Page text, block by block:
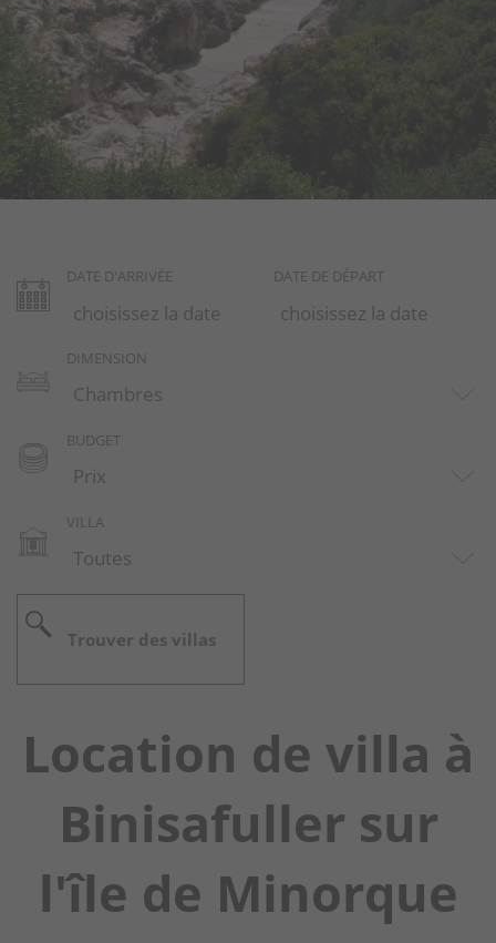
Binibeca
Binibeca Vell
Binisafuller
Cala Llonga
Cap D'en Font
Es Migjorn Gran
Mahon
Na Macaret
Port Addaia
Punta Prima
Arenal d'en Castell
Son Bou
Son Ganxo
Torret
DATE D'ARRIVÉE DATE DE DÉPART
DIMENSION
BUDGET
VILLA
Trouver des villas
Location de villa à
Binisafuller sur
l'île de Minorque